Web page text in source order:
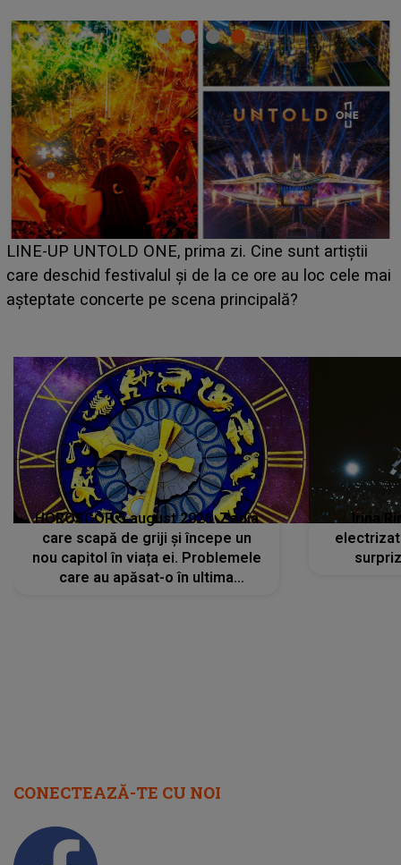
cele mai
Ce a dezvăluit noua concurentă din "Casa
luat prin surprindere pe Emanuel. CINE ESTE
BĂIATUL VIZAT de Alexandra?! Aflându-se
HOROSCOP 5 august 2026. Zodia
care scapă de griji și începe un
nou capitol în viața ei. Problemele
care au apăsat-o în ultima
Irina
CONECTEAZĂ-TE CU NOI